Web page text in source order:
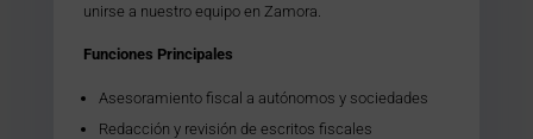
unirse a nuestro equipo en Zamora.
Funciones Principales
Asesoramiento fiscal a autónomos y sociedades
Redacción y revisión de escritos fiscales